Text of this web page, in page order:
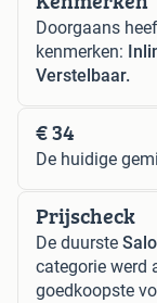
Doorgaans
kenmerken:
Verstelbaar.
€ 34
De huidige
Prijscheck
De duurste
categorie werd
goedkoopste